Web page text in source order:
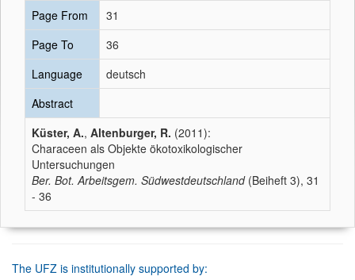
Page From
31
Page To
36
Language
deutsch
Abstract
Küster, A., Altenburger, R. (2011):
Characeen als Objekte ökotoxikologischer
Untersuchungen
Ber. Bot. Arbeitsgem. Südwestdeutschland(Beiheft 3), 31
- 36
The UFZ is institutionally supported by: